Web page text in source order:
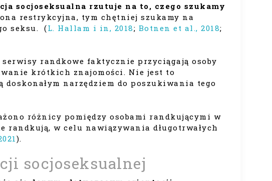
socjoseksualna rzutuje na to, czego szukamy
restrykcyjna, tym chętniej szukamy na
seksu. (L. Hallam i in, 2018; Botnen et al., 2018;
serwisy randkowe faktycznie przyciągają osoby
krótkich znajomości. Nie jest to
doskonałym narzędziem do poszukiwania tego
różnicy pomiędzy osobami randkującymi w
w celu nawiązywania długotrwałych
).
socjoseksualnej